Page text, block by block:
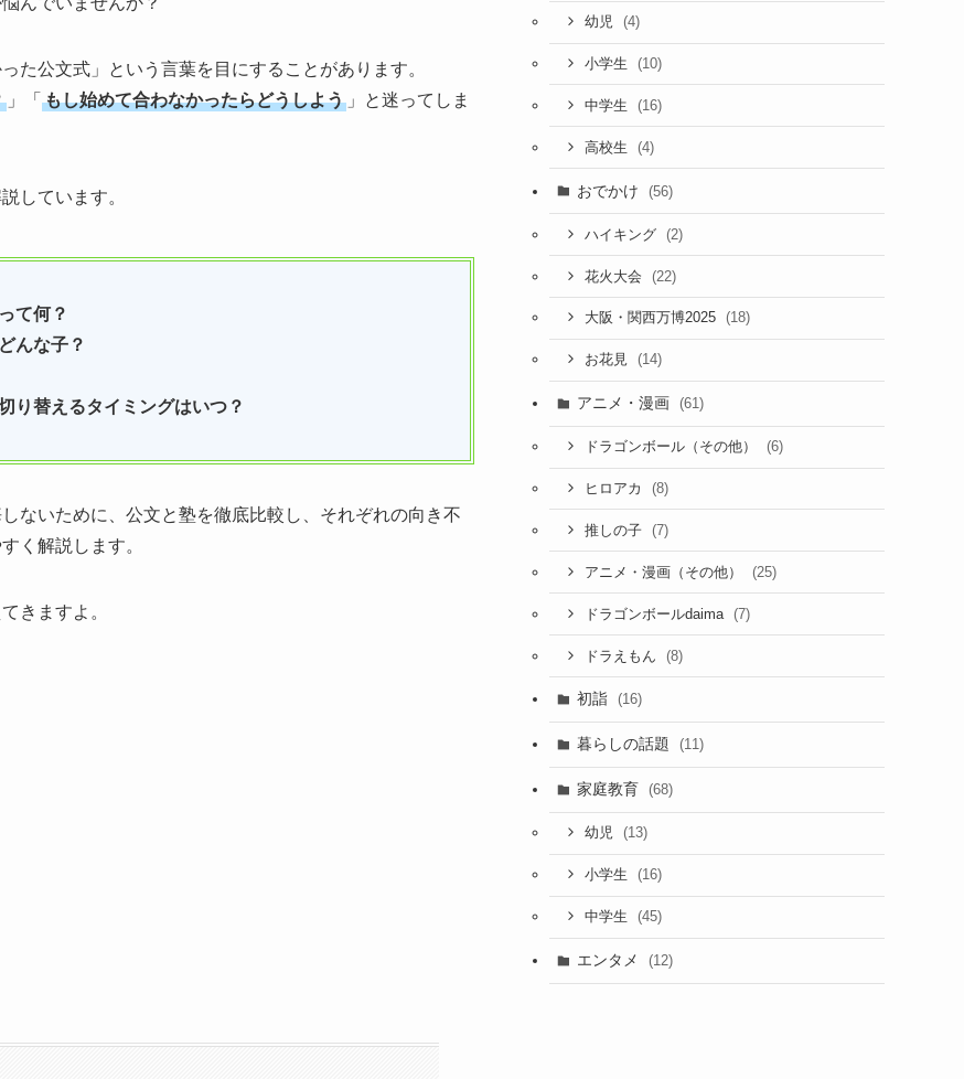
た公文式」という言葉を目にすることがあります。
」「 もし始めて合わなかったらどうしよう 」と迷ってしま
しています。
て何？
んな子？
り替えるタイミングはいつ？
ないために、公文と塾を徹底比較し、それぞれの向き不
く解説します。
きますよ。
幼児 (4)
小学生 (10)
中学生 (16)
高校生 (4)
おでかけ (56)
ハイキング (2)
花火大会 (22)
大阪・関西万博2025 (18)
お花見 (14)
アニメ・漫画 (61)
ドラゴンボール（その他） (6)
ヒロアカ (8)
推しの子 (7)
アニメ・漫画（その他） (25)
ドラゴンボールdaima (7)
ドラえもん (8)
初詣 (16)
暮らしの話題 (11)
家庭教育 (68)
幼児 (13)
小学生 (16)
中学生 (45)
エンタメ (12)